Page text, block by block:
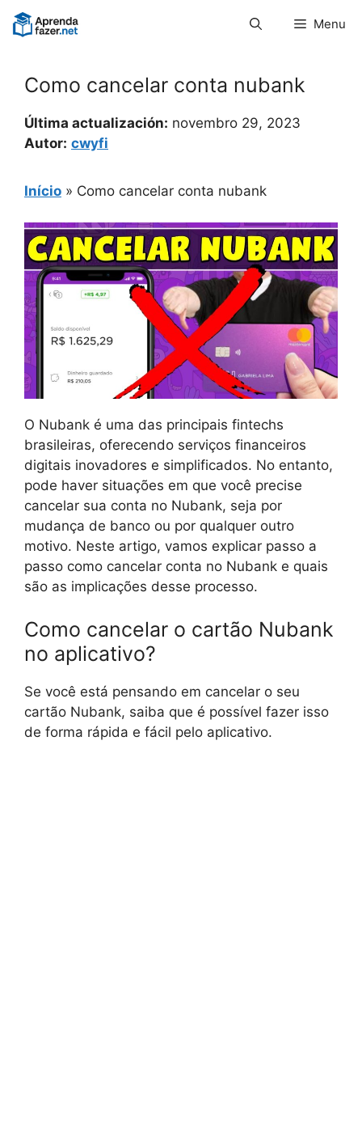
Pular
para
Menu
Como cancelar conta nubank
Última actualización: novembro 29, 2023
Autor: cwyfi
Início » Como cancelar conta nubank
O Nubank é uma das principais fintechs
brasileiras, oferecendo serviços financeiros
digitais inovadores e simplificados. No entanto,
pode haver situações em que você precise
cancelar sua conta no Nubank, seja por
mudança de banco ou por qualquer outro
motivo. Neste artigo, vamos explicar passo a
passo como cancelar conta no Nubank e quais
são as implicações desse processo.
Como cancelar o cartão Nubank
no aplicativo?
Se você está pensando em cancelar o seu
cartão Nubank, saiba que é possível fazer isso
de forma rápida e fácil pelo aplicativo.